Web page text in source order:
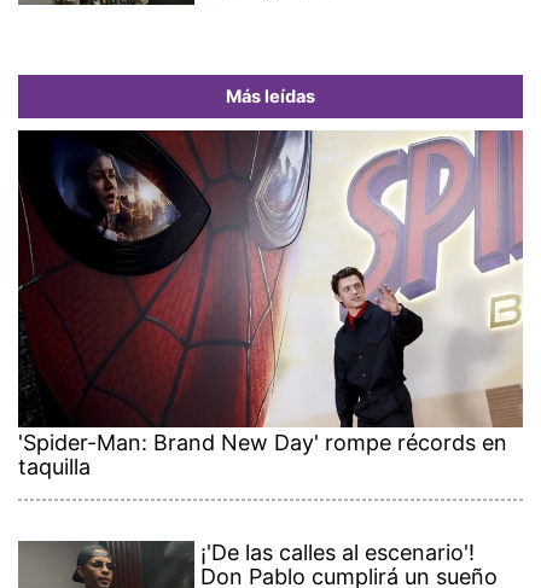
Más leídas
'Spider-Man: Brand New Day' rompe récords en
taquilla
¡'De las calles al escenario'!
Don Pablo cumplirá un sueño